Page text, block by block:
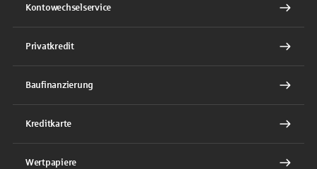
Kontowechselservice
Privatkredit
Baufinanzierung
Kreditkarte
Wertpapiere